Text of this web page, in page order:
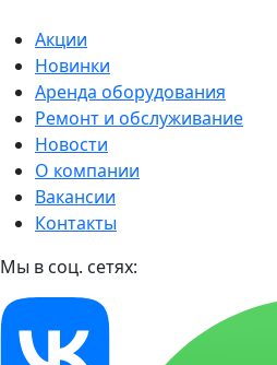
Акции
Новинки
Аренда оборудования
Ремонт и обслуживание
Новости
О компании
Вакансии
Контакты
Мы в соц. сетях: